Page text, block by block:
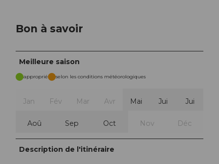
Bon à savoir
Meilleure saison
approprié selon les conditions météorologiques
Jan Fév Mar Avr Mai Jui Jui
Aoû Sep Oct Nov Déc
Description de l'itinéraire